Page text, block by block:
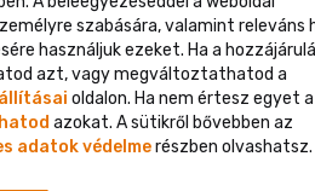
12 990 Ft
Leatt Core póló, ruby
11 490 Ft
szabására, valamint releváns
használjuk ezeket. Ha a
azt, vagy megváltoztathatod a
oldalon. Ha nem értesz egyet
azokat. A sütikről bővebben az
adatok védelmerészben olvashatsz.